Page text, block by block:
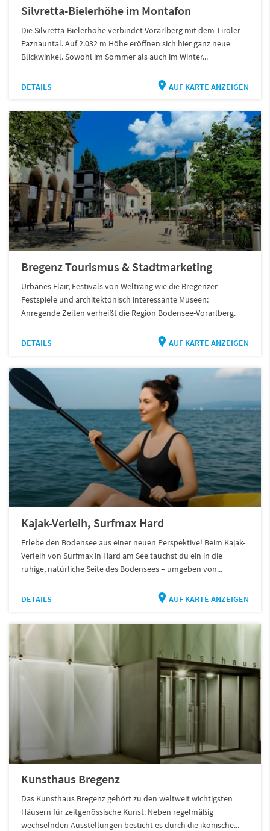
Silvretta-Bielerhöhe im Montafon
Die Silvretta-Bielerhöhe verbindet Vorarlberg mit dem Tiroler
Paznauntal. Auf 2.032 m Höhe eröffnen sich hier ganz neue
Blickwinkel. Sowohl im Sommer als auch im Winter...
DETAILS AUF KARTE ANZEIGEN
Bregenz Tourismus & Stadtmarketing
Urbanes Flair, Festivals von Weltrang wie die Bregenzer
Festspiele und architektonisch interessante Museen:
Anregende Zeiten verheißt die Region Bodensee-Vorarlberg.
DETAILS AUF KARTE ANZEIGEN
Kajak-Verleih, Surfmax Hard
Erlebe den Bodensee aus einer neuen Perspektive! Beim Kajak-
Verleih von Surfmax in Hard am See tauchst du ein in die
ruhige, natürliche Seite des Bodensees – umgeben von...
DETAILS AUF KARTE ANZEIGEN
Kunsthaus Bregenz
Das Kunsthaus Bregenz gehört zu den weltweit wichtigsten
Häusern für zeitgenössische Kunst. Neben regelmäßig
wechselnden Ausstellungen besticht es durch die ikonische...